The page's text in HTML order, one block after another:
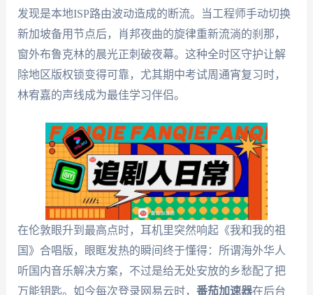
发现是本地ISP路由波动造成的断流。当工程师手动切换
新加坡备用节点后，肖邦夜曲的旋律重新流淌的刹那，
窗外布鲁克林的晨光正刺破夜幕。这种全时区守护让解
除地区版权锁变得可靠，尤其期中考试周通宵复习时，
林宥嘉的声线成为最佳学习伴侣。
在伦敦眼升到最高点时，耳机里突然响起《我和我的祖
国》合唱版，眼眶发热的瞬间终于懂得：所谓海外华人
听国内音乐解决方案，不过是给无处安放的乡愁配了把
万能钥匙。如今每次登录网易云时， 番茄加速器在后台